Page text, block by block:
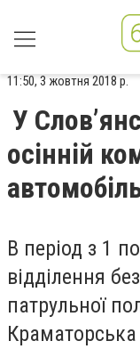
11:50, 3 жовтня 2018 р.
У
осінній
В період з 1
відділення
патрульної